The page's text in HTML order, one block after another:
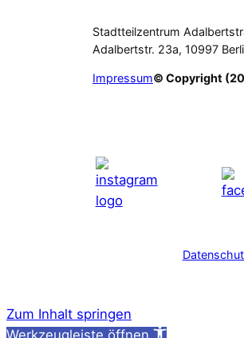
Stadtteilzentrum
Adalbertstr. 23a, 10997
Impressum© Copyright
Zum Inhalt springen
Werkzeugleiste öffnen